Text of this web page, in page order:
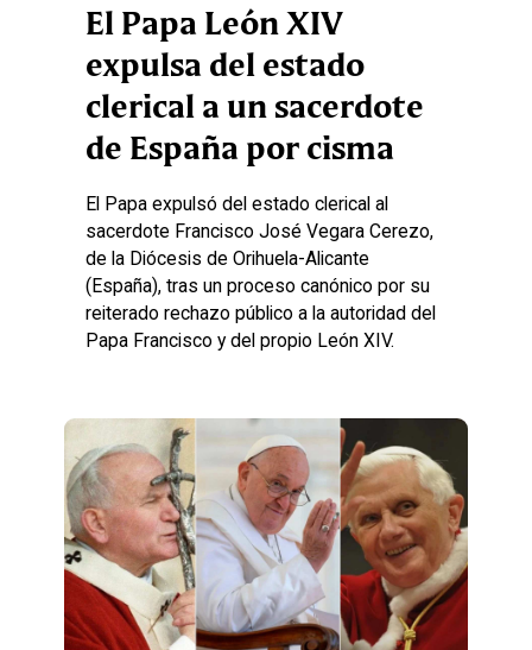
El Papa León XIV
expulsa del estado
clerical a un sacerdote
de España por cisma
El Papa expulsó del estado clerical al
sacerdote Francisco José Vegara Cerezo,
de la Diócesis de Orihuela-Alicante
(España), tras un proceso canónico por su
reiterado rechazo público a la autoridad del
Papa Francisco y del propio León XIV.